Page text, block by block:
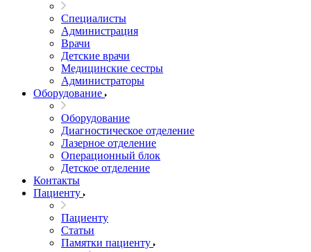
Специалисты
Администрация
Врачи
Детские врачи
Медицинские сестры
Администраторы
Оборудование
Оборудование
Диагностическое отделение
Лазерное отделение
Операционный блок
Детское отделение
Контакты
Пациенту
Пациенту
Статьи
Памятки пациенту